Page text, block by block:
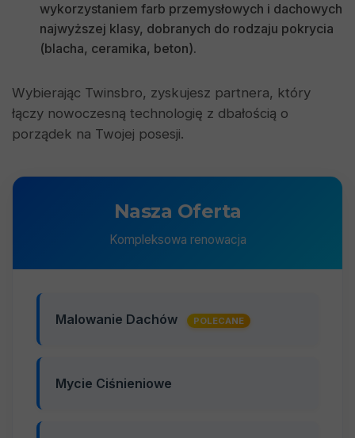
wykorzystaniem farb przemysłowych i dachowych
najwyższej klasy, dobranych do rodzaju pokrycia
(blacha, ceramika, beton).
Wybierając Twinsbro, zyskujesz partnera, który
łączy nowoczesną technologię z dbałością o
porządek na Twojej posesji.
Nasza Oferta
Kompleksowa renowacja
Malowanie Dachów POLECANE
Mycie Ciśnieniowe